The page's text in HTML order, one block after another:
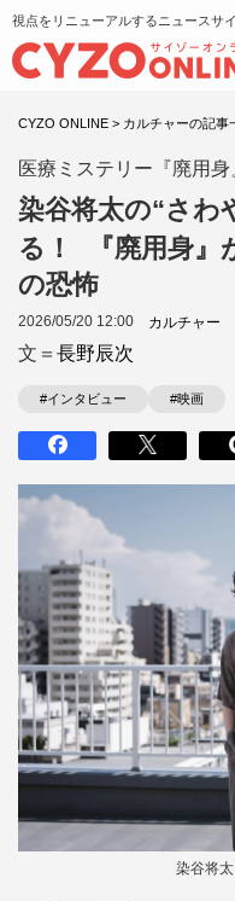
視点をリニューアルするニュースサ
CYZO ONLINE > カルチャーの記事
医療ミステリー『廃用
染谷将太の“さわ
る！ 『廃用身』
の恐怖
2026/05/20 12:00 カルチャー
文＝ 長野辰次
#インタビュー #映画
染谷将太